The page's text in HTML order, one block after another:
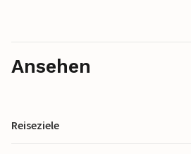
Ansehen
Reiseziele